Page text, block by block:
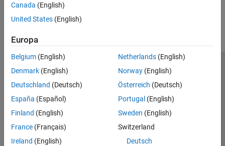
Canada (English)
United States (English)
Europa
Belgium (English)
Denmark (English)
Deutschland (Deutsch)
España (Español)
Finland (English)
France (Français)
Ireland (English)
Netherlands(English)
Norway(English)
Österreich (Deutsch)
Portugal (English)
Sweden (English)
Switzerland
Deutsch
Centro di fiducia
Informativa sulla privacy
Antipirateria
Stato dell'applicazione
Contatti
© 1994-2026 The MathWorks, Inc.